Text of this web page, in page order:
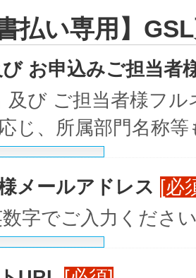
書払い専用】
お申込みご担当者
び ご担当者様フ
応じ、所属部門名称
メールアドレス [必
字でご入力くださ